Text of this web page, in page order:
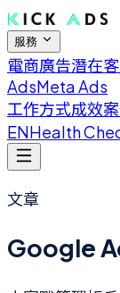
服務
電商廣告潛在
AdsMeta Ads
工作方式成效
ENHealth
文章
Google